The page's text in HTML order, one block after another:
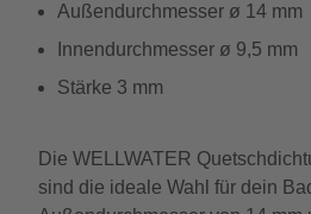
Außendurchmesser ø 14 mm
Innendurchmesser ø 9,5 mm
Stärke 3 mm
Die WELLWATER
sind die ideale Wahl für dein